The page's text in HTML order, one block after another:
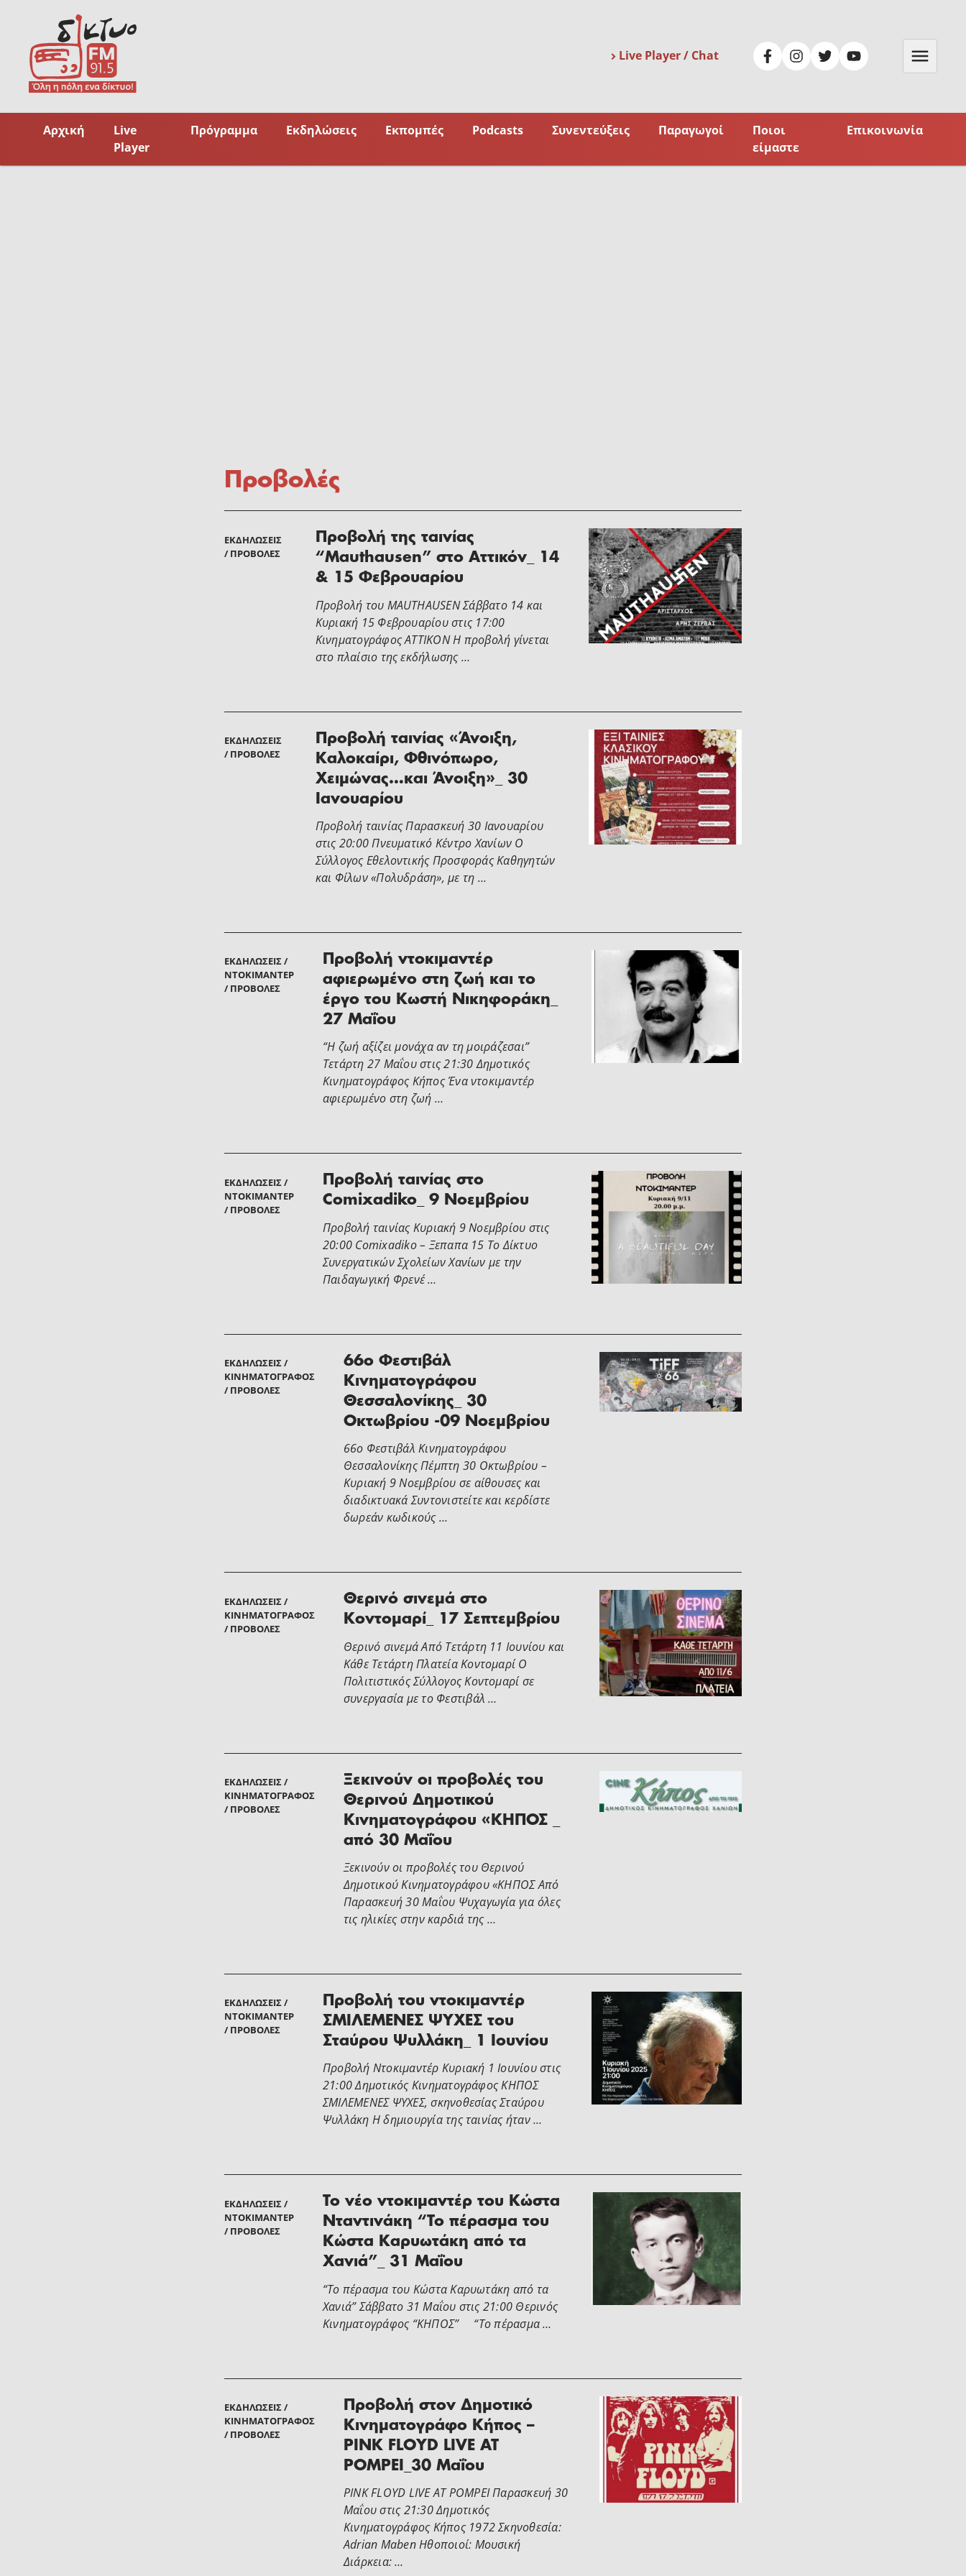
content
Live Player / Chat
Αρχική
Live
Player
Πρόγραμμα Εκδηλώσεις Εκπομπές Podcasts Συνεντεύξεις Παραγωγοί
Ποιοι
είμαστε
Επικοινωνία
Προβολές
ΕΚΔΗΛΏΣΕΙΣ
/ ΠΡΟΒΟΛΈΣ
Προβολή της ταινίας
“Mauthausen” στο Αττικόν_ 14
& 15 Φεβρουαρίου
Προβολή του MAUTHAUSEN Σάββατο 14 και
Κυριακή 15 Φεβρουαρίου στις 17:00
Κινηματογράφος ATTIKON Η προβολή γίνεται
στο πλαίσιο της εκδήλωσης …
ΕΚΔΗΛΏΣΕΙΣ
/ ΠΡΟΒΟΛΈΣ
Προβολή ταινίας «Άνοιξη,
Καλοκαίρι, Φθινόπωρο,
Χειμώνας…και Άνοιξη»_ 30
Ιανουαρίου
Προβολή ταινίας Παρασκευή 30 Ιανουαρίου
στις 20:00 Πνευματικό Κέντρο Χανίων Ο
Σύλλογος Εθελοντικής Προσφοράς Καθηγητών
και Φίλων «Πολυδράση», με τη …
ΕΚΔΗΛΏΣΕΙΣ /
ΝΤΟΚΙΜΑΝΤΈΡ
/ ΠΡΟΒΟΛΈΣ
Προβολή ντοκιμαντέρ
αφιερωμένο στη ζωή και το
έργο του Κωστή Νικηφοράκη_
27 Μαΐου
“Η ζωή αξίζει μονάχα αν τη μοιράζεσαι”
Τετάρτη 27 Μαΐου στις 21:30 Δημοτικός
Κινηματογράφος Κήπος Ένα ντοκιμαντέρ
αφιερωμένο στη ζωή …
ΕΚΔΗΛΏΣΕΙΣ /
ΝΤΟΚΙΜΑΝΤΈΡ
/ ΠΡΟΒΟΛΈΣ
Προβολή ταινίας στο
Comixadiko_ 9 Νοεμβρίου
Προβολή ταινίας Κυριακή 9 Νοεμβρίου στις
20:00 Comixadiko – Ξεπαπα 15 Το Δίκτυο
Συνεργατικών Σχολείων Χανίων με την
Παιδαγωγική Φρενέ …
ΕΚΔΗΛΏΣΕΙΣ /
ΚΙΝΗΜΑΤΟΓΡΆΦΟΣ
/ ΠΡΟΒΟΛΈΣ
66ο Φεστιβάλ
Κινηματογράφου
Θεσσαλονίκης_ 30
Οκτωβρίου -09 Νοεμβρίου
66ο Φεστιβάλ Κινηματογράφου
Θεσσαλονίκης Πέμπτη 30 Οκτωβρίου –
Κυριακή 9 Νοεμβρίου σε αίθουσες και
διαδικτυακά Συντονιστείτε και κερδίστε
δωρεάν κωδικούς …
ΕΚΔΗΛΏΣΕΙΣ /
ΚΙΝΗΜΑΤΟΓΡΆΦΟΣ
/ ΠΡΟΒΟΛΈΣ
Θερινό σινεμά στο
Κοντομαρί_ 17 Σεπτεμβρίου
Θερινό σινεμά Από Τετάρτη 11 Ιουνίου και
Κάθε Τετάρτη Πλατεία Κοντομαρί Ο
Πολιτιστικός Σύλλογος Κοντομαρί σε
συνεργασία με το Φεστιβάλ …
ΕΚΔΗΛΏΣΕΙΣ /
ΚΙΝΗΜΑΤΟΓΡΆΦΟΣ
/ ΠΡΟΒΟΛΈΣ
Ξεκινούν οι προβολές του
Θερινού Δημοτικού
Κινηματογράφου «ΚΗΠΟΣ _
από 30 Μαΐου
Ξεκινούν οι προβολές του Θερινού
Δημοτικού Κινηματογράφου «ΚΗΠΟΣ Από
Παρασκευή 30 Μαΐου Ψυχαγωγία για όλες
τις ηλικίες στην καρδιά της …
ΕΚΔΗΛΏΣΕΙΣ /
ΝΤΟΚΙΜΑΝΤΈΡ
/ ΠΡΟΒΟΛΈΣ
Προβολή του ντοκιμαντέρ
ΣΜΙΛΕΜΕΝΕΣ ΨΥΧΕΣ του
Σταύρου Ψυλλάκη_ 1 Ιουνίου
Προβολή Ντοκιμαντέρ Κυριακή 1 Ιουνίου στις
21:00 Δημοτικός Κινηματογράφος ΚΗΠΟΣ
ΣΜΙΛΕΜΕΝΕΣ ΨΥΧΕΣ, σκηνοθεσίας Σταύρου
Ψυλλάκη Η δημιουργία της ταινίας ήταν …
ΕΚΔΗΛΏΣΕΙΣ /
ΝΤΟΚΙΜΑΝΤΈΡ
/ ΠΡΟΒΟΛΈΣ
Το νέο ντοκιμαντέρ του Κώστα
Νταντινάκη “Το πέρασμα του
Κώστα Καρυωτάκη από τα
Χανιά”_ 31 Μαΐου
“Το πέρασμα του Κώστα Καρυωτάκη από τα
Χανιά” Σάββατο 31 Μαΐου στις 21:00 Θερινός
Κινηματογράφος “ΚΗΠΟΣ” “Το πέρασμα …
ΕΚΔΗΛΏΣΕΙΣ /
ΚΙΝΗΜΑΤΟΓΡΆΦΟΣ
/ ΠΡΟΒΟΛΈΣ
Προβολή στον Δημοτικό
Κινηματογράφο Κήπος –
PINK FLOYD LIVE AT
POMPEI_30 Μαΐου
PINK FLOYD LIVE AT POMPEI Παρασκευή 30
Μαΐου στις 21:30 Δημοτικός
Κινηματογράφος Κήπος 1972 Σκηνοθεσία:
Adrian Maben Ηθοποιοί: Μουσική
Διάρκεια: …